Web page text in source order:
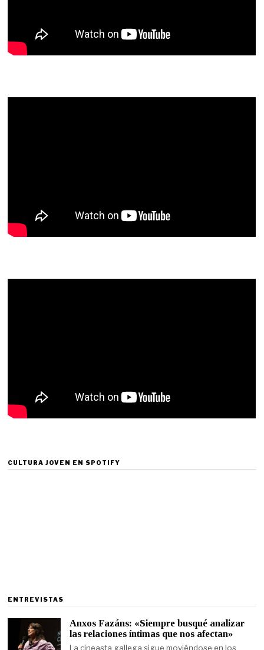
CULTURA JOVEN EN SPOTIFY
ENTREVISTAS
Anxos Fazáns: «Siempre busqué analizar
las relaciones íntimas que nos afectan»
La cineasta gallega sigue moviéndose en los